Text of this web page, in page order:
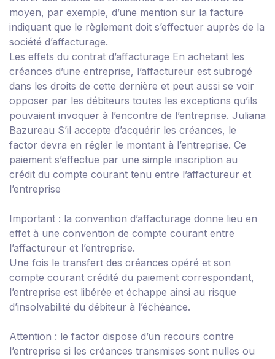
moyen, par exemple, d’une mention sur la facture
indiquant que le règlement doit s’effectuer auprès de la
société d’affacturage.
Les effets du contrat d’affacturage En achetant les
créances d’une entreprise, l’affactureur est subrogé
dans les droits de cette dernière et peut aussi se voir
opposer par les débiteurs toutes les exceptions qu’ils
pouvaient invoquer à l’encontre de l’entreprise. Juliana
Bazureau S’il accepte d’acquérir les créances, le
factor devra en régler le montant à l’entreprise. Ce
paiement s’effectue par une simple inscription au
crédit du compte courant tenu entre l’affactureur et
l’entreprise
Important : la convention d’affacturage donne lieu en
effet à une convention de compte courant entre
l’affactureur et l’entreprise.
Une fois le transfert des créances opéré et son
compte courant crédité du paiement correspondant,
l’entreprise est libérée et échappe ainsi au risque
d’insolvabilité du débiteur à l’échéance.
Attention : le factor dispose d’un recours contre
l’entreprise si les créances transmises sont nulles ou